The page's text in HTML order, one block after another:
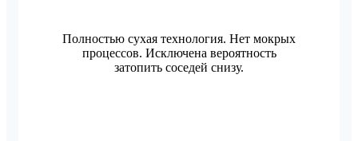
Полностью сухая технология. Нет мокрых
процессов. Исключена вероятность
затопить соседей снизу.